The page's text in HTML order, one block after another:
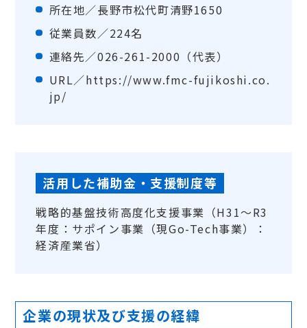
所在地／長野市松代町清野1650
従業員数／224名
連絡先／026-261-2000（代表）
URL／https://www.fmc-fujikoshi.co.
jp/
活用した補助金・支援制度等
戦略的基盤技術高度化支援事業（H31～R3
年度：サポイン事業（現Go-Tech事業）：
経済産業省）
企業の現状及び支援の経緯